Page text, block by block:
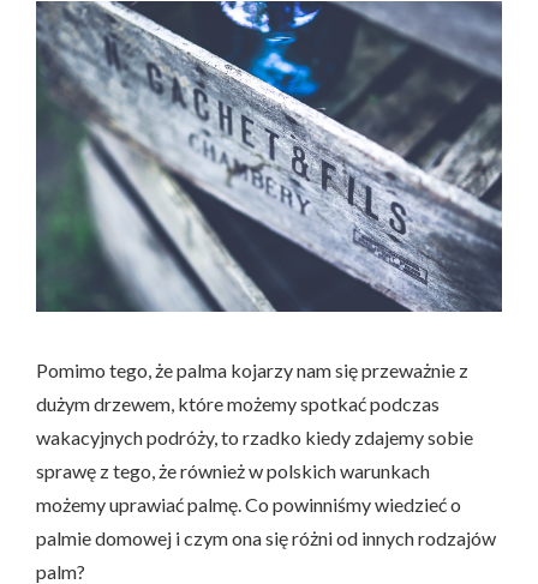
Pomimo tego, że palma kojarzy nam się przeważnie z
dużym drzewem, które możemy spotkać podczas
wakacyjnych podróży, to rzadko kiedy zdajemy sobie
sprawę z tego, że również w polskich warunkach
możemy uprawiać palmę. Co powinniśmy wiedzieć o
palmie domowej i czym ona się różni od innych rodzajów
palm?